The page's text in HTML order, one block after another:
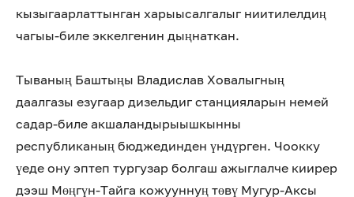
кызыгаарлаттынган харыысалгалыг ниитилелдиң
чагыы-биле эккелгенин дыңнаткан.
Тываның Баштыңы Владислав Ховалыгның
даалгазы езугаар дизельдиг станцияларын немей
садар-биле акшаландырыышкынны
республиканың бюджединден үндүрген. Чоокку
үеде ону эптеп тургузар болгаш ажыглалче киирер
дээш Мөңгүн-Тайга кожууннуң төвү Мугур-Аксы